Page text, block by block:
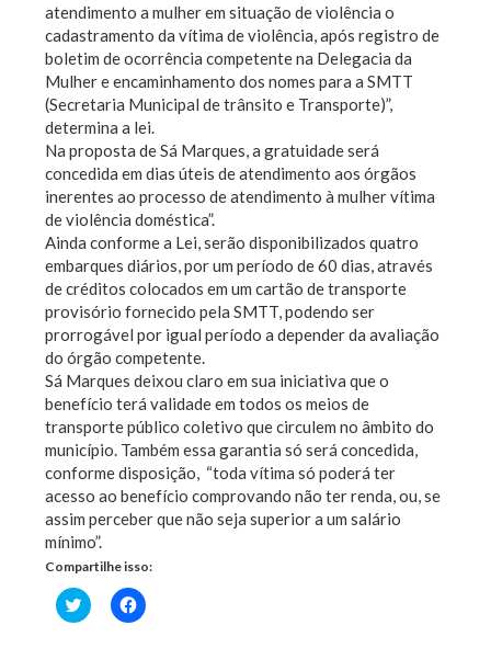
atendimento a mulher em situação de violência o
cadastramento da vítima de violência, após registro de
boletim de ocorrência competente na Delegacia da
Mulher e encaminhamento dos nomes para a SMTT
(Secretaria Municipal de trânsito e Transporte)”,
determina a lei.
Na proposta de Sá Marques, a gratuidade será
concedida em dias úteis de atendimento aos órgãos
inerentes ao processo de atendimento à mulher vítima
de violência doméstica”.
Ainda conforme a Lei, serão disponibilizados quatro
embarques diários, por um período de 60 dias, através
de créditos colocados em um cartão de transporte
provisório fornecido pela SMTT, podendo ser
prorrogável por igual período a depender da avaliação
do órgão competente.
Sá Marques deixou claro em sua iniciativa que o
benefício terá validade em todos os meios de
transporte público coletivo que circulem no âmbito do
município. Também essa garantia só será concedida,
conforme disposição, “toda vítima só poderá ter
acesso ao benefício comprovando não ter renda, ou, se
assim perceber que não seja superior a um salário
mínimo”.
Compartilhe isso:
Clique
para
Clique
para